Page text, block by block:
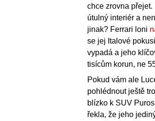
chce zrovna
útulný interiér a
jinak? Ferrari loni
se jej Italové
vypadá a jeho
tisícům korun, ne
Pokud vám ale
pohlédnout ještě
blízko k SUV
řekla, že jeho